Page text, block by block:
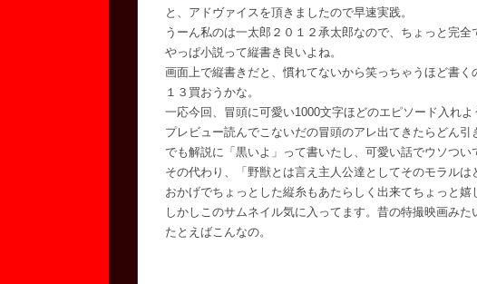
と、アドヴァイスを頂きましたので早速実践。
うーん私のは一太郎２０１２承太郎なので、ちょっと完
やっぱ小説って縦書き良いよね。
画面上で縦書きだと、慣れてないから笑っちゃうほど書く
１３買おうかな。
一応今回、冒頭に可愛い1000文字ほどのエピソード入れよ
プレビュー読んでこないだの冒頭のアレ出てきたらどん引
でも解説に「黒いよ」って書いたし、可愛い話でウソつい
その代わり、「野獣とは言え主人公達としてそのモラルは
おかげでちょっとした縦糸もあたらしく出来てちょっと嬉
しかしこのサムネイル気に入ってます。昔の特撮映画みた
たとえばこんなの。